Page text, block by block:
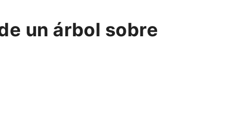
un árbol sobre